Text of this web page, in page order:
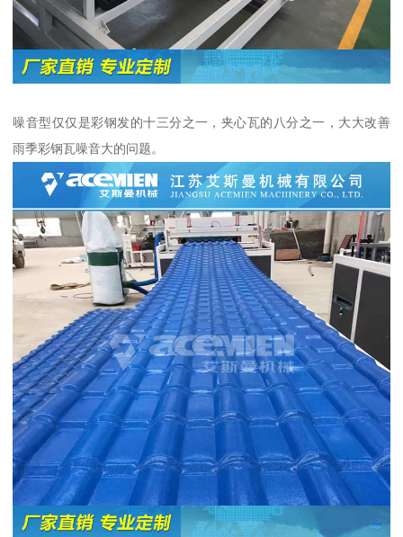
噪音型仅仅是彩钢发的十三分之一，夹心瓦的八分之一，大大改善
雨季彩钢瓦噪音大的问题。